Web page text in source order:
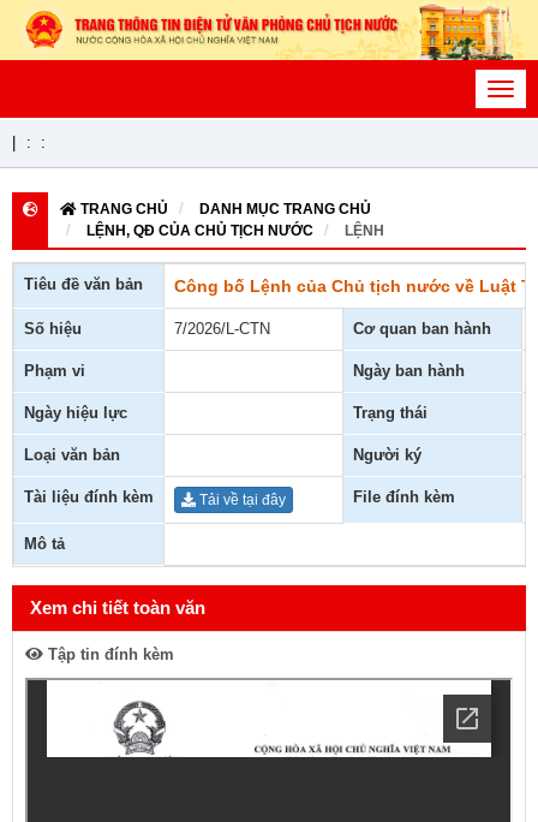
: :
TRANG CHỦ
DANH MỤC TRANG CHỦ
LỆNH, QĐ CỦA CHỦ TỊCH NƯỚC
LỆNH
Tiêu đề văn bản Công bố Lệnh của Chủ tịch nước về Luật
Số hiệu 7/2026/L-CTN Cơ quan ban hành
Phạm vi Ngày ban hành
Ngày hiệu lực Trạng thái
Loại văn bản Người ký
Tài liệu đính kèm Tải về tại đây File đính kèm
Mô tả
Xem chi tiết toàn văn
Tập tin đính kèm